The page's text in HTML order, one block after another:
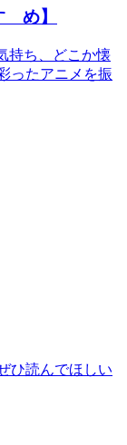
め】
持ち、どこか懐
ったアニメを振
ひ読んでほしい